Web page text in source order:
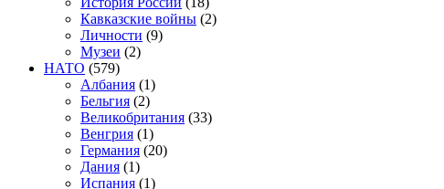
Кавказские войны (2)
Личности (9)
Музеи (2)
НАТО (579)
Албания (1)
Бельгия (2)
Великобритания (33)
Венгрия (1)
Германия (20)
Дания (1)
Испания (1)